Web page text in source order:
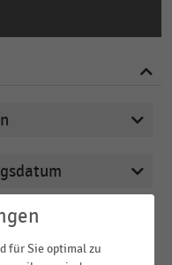
für Sie optimal zu